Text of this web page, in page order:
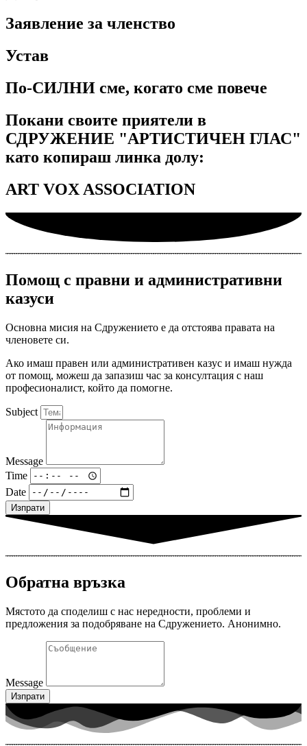
Заявление за членство
Устав
По-СИЛНИ сме, когато сме повече
Покани своите приятели в
СДРУЖЕНИЕ "АРТИСТИЧЕН ГЛАС"
като копираш линка долу:
ART VOX ASSOCIATION
Помощ с правни и административни
казуси
Основна мисия на Сдружението е да отстоява правата на
членовете си.
Ако имаш правен или административен казус и имаш нужда
от помощ, можеш да запазиш час за консултация с наш
професионалист, който да помогне.
Subject
Message
Time
Date
Изпрати
Обратна връзка
Мястото да споделиш с нас нередности, проблеми и
предложения за подобряване на Сдружението. Анонимно.
Message
Изпрати